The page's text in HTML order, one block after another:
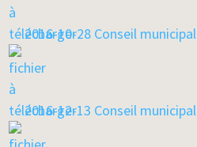
2016-10-28 Conseil municipal
2016-12-13 Conseil municipal